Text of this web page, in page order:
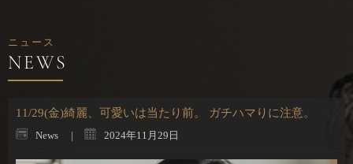
ニュース
11/29(金)綺麗、可愛いは当たり前。 ガチハマりに注意。
News 2024年11月29日